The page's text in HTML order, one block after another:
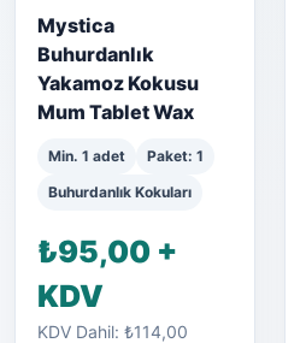
Mystica
Buhurdanlık
Yakamoz Kokusu
Mum Tablet Wax
Min. 1 adet
Paket: 1
Buhurdanlık Kokuları
₺95,00 +
KDV
KDV Dahil: ₺114,00